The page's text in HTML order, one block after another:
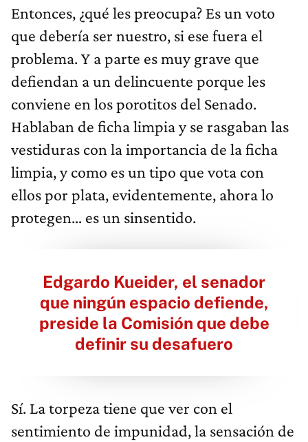
Entonces, ¿qué les preocupa? Es un voto
que debería ser nuestro, si ese fuera el
problema. Y a parte es muy grave que
defiendan a un delincuente porque les
conviene en los porotitos del Senado.
Hablaban de ficha limpia y se rasgaban las
vestiduras con la importancia de la ficha
limpia, y como es un tipo que vota con
ellos por plata, evidentemente, ahora lo
protegen… es un sinsentido.
Edgardo Kueider, el senador
que ningún espacio defiende,
preside la Comisión que debe
definir su desafuero
Sí. La torpeza tiene que ver con el
sentimiento de impunidad, la sensación de